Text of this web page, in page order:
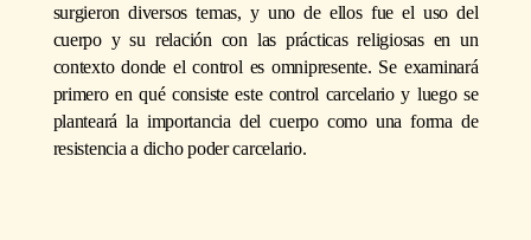
surgieron diversos temas, y uno de ellos fue el uso del
cuerpo y su relación con las prácticas religiosas en un
contexto donde el control es omnipresente. Se examinará
primero en qué consiste este control carcelario y luego se
planteará la importancia del cuerpo como una forma de
resistencia a dicho poder carcelario.